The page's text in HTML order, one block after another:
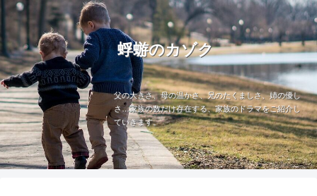
蜉蝣のカゾク
父の大きさ、母の温かさ、兄のたくましさ、姉の優し
さ…家族の数だけ存在する、家族のドラマをご紹介し
ていきます。